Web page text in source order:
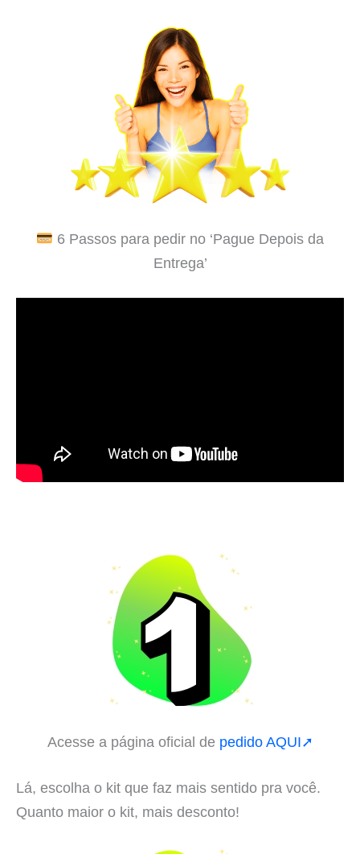
6 Passos para pedir no ‘Pague Depois da
Entrega’
Acesse a página oficial de pedido AQUI➚
Lá, escolha o kit que faz mais sentido pra você.
Quanto maior o kit, mais desconto!